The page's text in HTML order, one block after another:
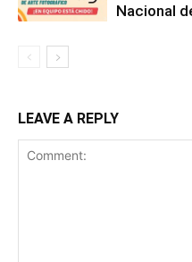
Nacional
LEAVE A REPLY